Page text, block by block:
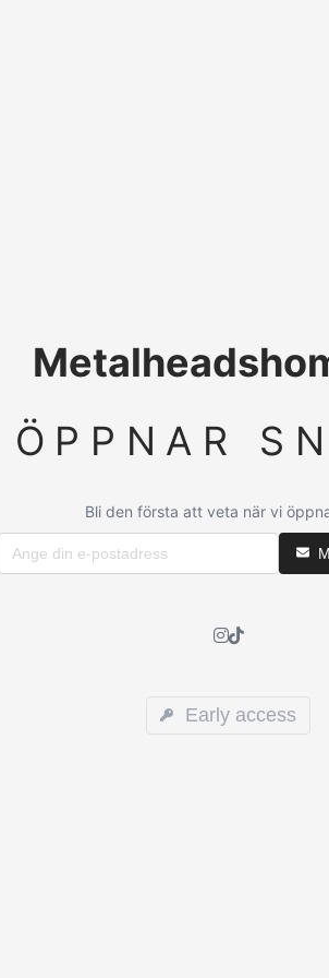
ÖPPNAR
Bli den första att veta när vi
Early access